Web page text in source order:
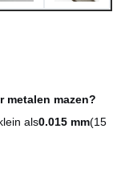
aanvaard;
van
van hoge
±0,01 mm,
metalen mazen?
als0.015 mm(15